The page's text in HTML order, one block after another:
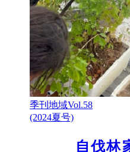
季刊地域Vol.58
(2024夏号)
自伐林